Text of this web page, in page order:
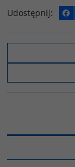
Udostępnij:
F
a
e
o
k